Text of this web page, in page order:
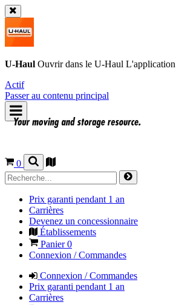
U-Haul Ouvrir dans le U-Haul L'application
Actif
Passer au contenu principal
0
Prix garanti pendant 1 an
Carrières
Devenez un concessionnaire
Établissements
Panier0
Connexion / Commandes
Connexion / Commandes
Prix garanti pendant 1 an
Carrières